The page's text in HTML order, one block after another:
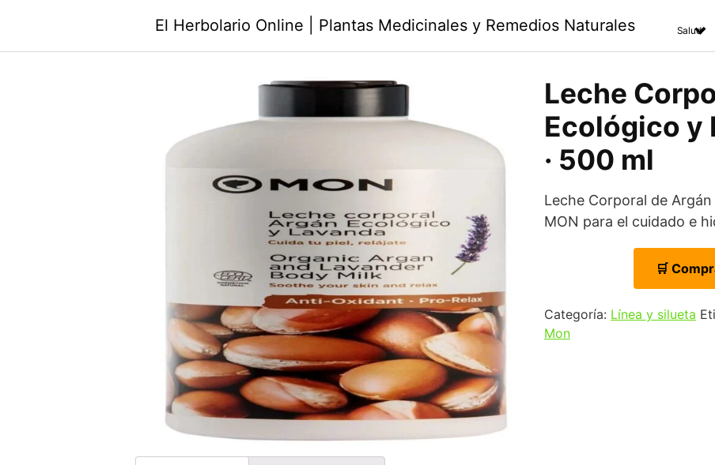
El Herbolario Online | Plantas Medicinales y Remedios Naturales Salud
Leche
Ecológico y
· 500 ml
Leche Corporal de
MON para el cuidado e
🛒
Categoría: Línea y silueta
Mon